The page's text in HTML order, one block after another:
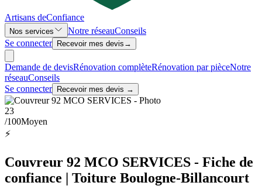
Artisans deConfiance
Nos services Notre réseauConseils
Se connecter
Recevoir mes devis →
Demande de devisRénovation complèteRénovation par pièceNotre
réseauConseils
Se connecter
Recevoir mes devis →
23
/100Moyen
⚡
Couvreur 92 MCO SERVICES - Fiche de
confiance | Toiture Boulogne-Billancourt